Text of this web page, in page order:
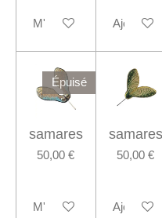
M'avertir si disponible
Ajouter
Épuisé
samares
50,00 €
M'avertir si disponible
samares
50,00 €
Ajouter